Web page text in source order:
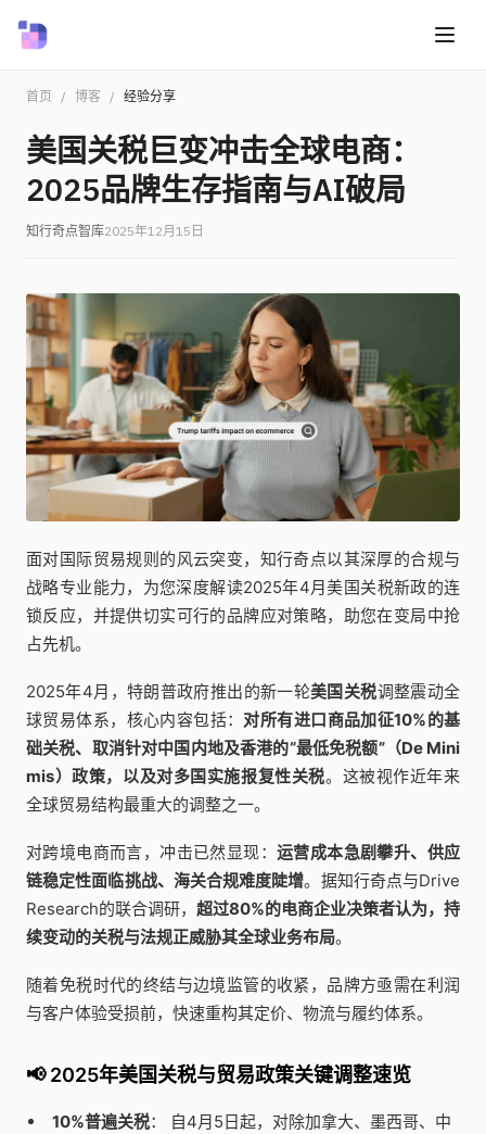
首页 / 博客 / 经验分享
美国关税巨变冲击全球电商：
2025品牌生存指南与AI破局
知行奇点智库2025年12月15日
面对国际贸易规则的风云突变，知行奇点以其深厚的合规与
战略专业能力，为您深度解读2025年4月美国关税新政的连
锁反应，并提供切实可行的品牌应对策略，助您在变局中抢
占先机。
2025年4月，特朗普政府推出的新一轮美国关税调整震动全
球贸易体系，核心内容包括： 对所有进口商品加征10%的基
础关税、取消针对中国内地及香港的“最低免税额”（De Mini
mis）政策，以及对多国实施报复性关税。这被视作近年来
全球贸易结构最重大的调整之一。
对跨境电商而言，冲击已然显现： 运营成本急剧攀升、供应
链稳定性面临挑战、海关合规难度陡增。据知行奇点与Drive
Research的联合调研， 超过80%的电商企业决策者认为，持
续变动的关税与法规正威胁其全球业务布局。
随着免税时代的终结与边境监管的收紧，品牌方亟需在利润
与客户体验受损前，快速重构其定价、物流与履约体系。
📢 2025年美国关税与贸易政策关键调整速览
10%普遍关税： 自4月5日起，对除加拿大、墨西哥、中